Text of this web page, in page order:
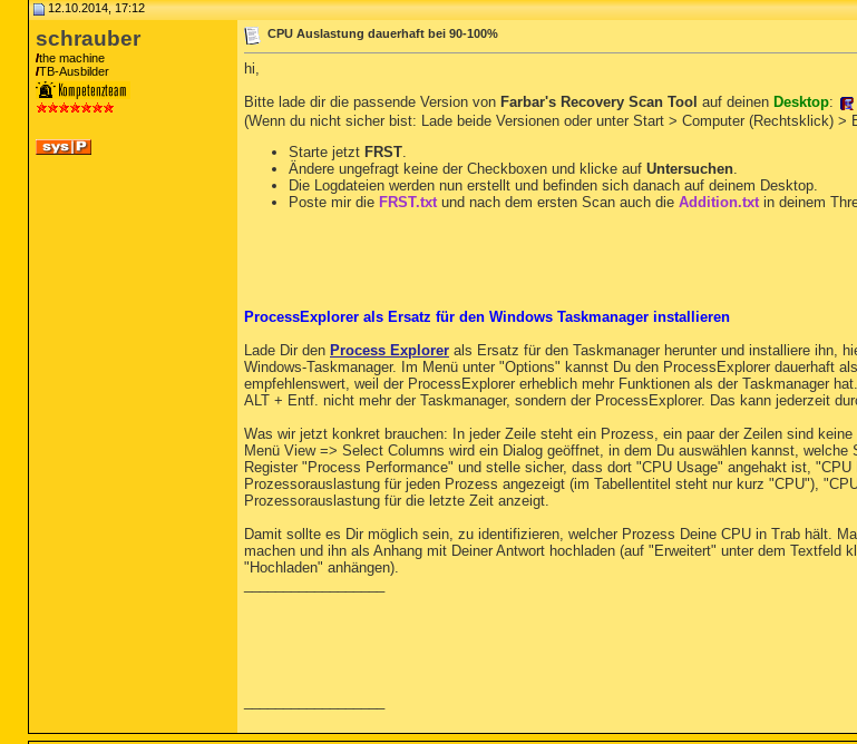
12.10.2014, 17:12
schrauber
the machine
TB-Ausbilder
CPU Auslastung dauerhaft bei 90-100%
hi,
Bitte lade dir die passende Version von Farbar's Recovery Scan Tool auf deinen Desktop:
(Wenn du nicht sicher bist: Lade beide Versionen oder unter Start > Computer (Rechtsklick) >
Starte jetzt FRST.
Ändere ungefragt keine der Checkboxen und klicke auf Untersuchen.
Die Logdateien werden nun erstellt und befinden sich danach auf deinem Desktop.
Poste mir die FRST.txtund nach dem ersten Scan auch die Addition.txtin deinem
ProcessExplorer als Ersatz für den Windows Taskmanager installieren
Lade Dir den Process Explorer als Ersatz für den Taskmanager herunter und installiere ihn,
Windows-Taskmanager. Im Menü unter "Options" kannst Du den ProcessExplorer dauerhaft
empfehlenswert, weil der ProcessExplorer erheblich mehr Funktionen als der Taskmanager
ALT + Entf. nicht mehr der Taskmanager, sondern der ProcessExplorer. Das kann jederzeit
Was wir jetzt konkret brauchen: In jeder Zeile steht ein Prozess, ein paar der Zeilen sind
Menü View => Select Columns wird ein Dialog geöffnet, in dem Du auswählen kannst,
Register "Process Performance" und stelle sicher, dass dort "CPU Usage" angehakt ist,
Prozessorauslastung für jeden Prozess angezeigt (im Tabellentitel steht nur kurz "CPU"),
Prozessorauslastung für die letzte Zeit anzeigt.
Damit sollte es Dir möglich sein, zu identifizieren, welcher Prozess Deine CPU in Trab hält.
machen und ihn als Anhang mit Deiner Antwort hochladen (auf "Erweitert" unter dem
"Hochladen" anhängen).